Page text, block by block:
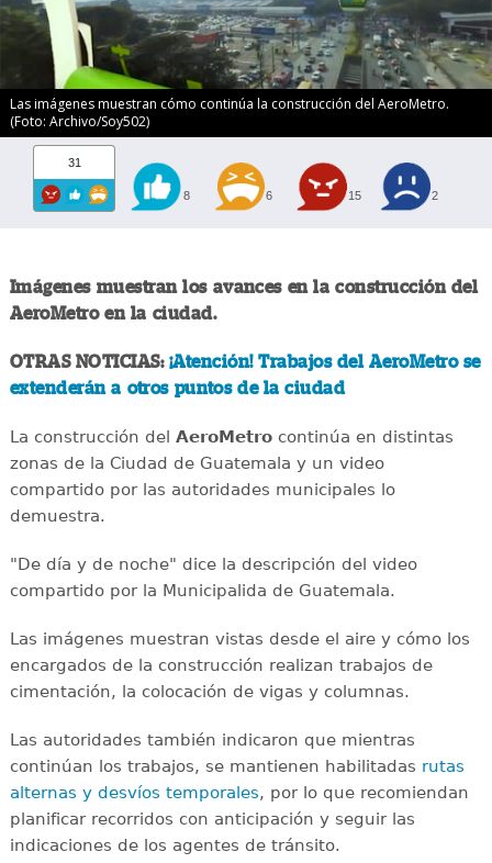
Las imágenes muestran cómo continúa la construcción del AeroMetro.
(Foto: Archivo/Soy502)
31
8 6 15 2
Imágenes muestran los avances en la construcción del
AeroMetro en la ciudad.
OTRAS NOTICIAS: ¡Atención! Trabajos del AeroMetro se
extenderán a otros puntos de la ciudad
La construcción del AeroMetrocontinúa en distintas
zonas de la Ciudad de Guatemala y un video
compartido por las autoridades municipales lo
demuestra.
"De día y de noche" dice la descripción del video
compartido por la Municipalida de Guatemala.
Las imágenes muestran vistas desde el aire y cómo los
encargados de la construcción realizan trabajos de
cimentación, la colocación de vigas y columnas.
Las autoridades también indicaron que mientras
continúan los trabajos, se mantienen habilitadas rutas
alternas y desvíos temporales, por lo que recomiendan
planificar recorridos con anticipación y seguir las
indicaciones de los agentes de tránsito.